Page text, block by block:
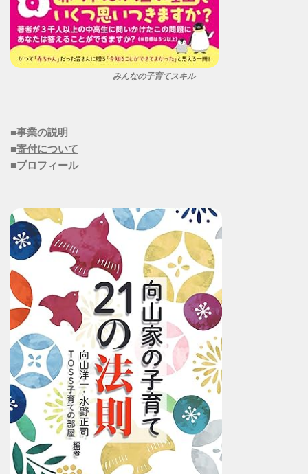
みんなの子育てスキル
■事業の説明
■寄付について
■プロフィール